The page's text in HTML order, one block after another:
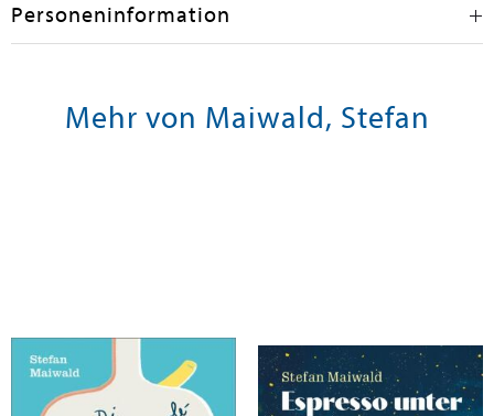
Personeninformation
Mehr von Maiwald, Stefan